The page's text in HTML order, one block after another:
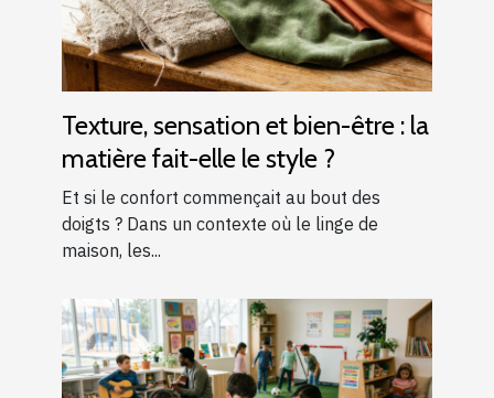
Texture, sensation et bien-être : la
matière fait-elle le style ?
Et si le confort commençait au bout des
doigts ? Dans un contexte où le linge de
maison, les...